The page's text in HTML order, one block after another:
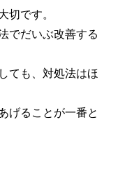
切です。
でだいぶ改善する
ても、対処法はほ
げることが一番と